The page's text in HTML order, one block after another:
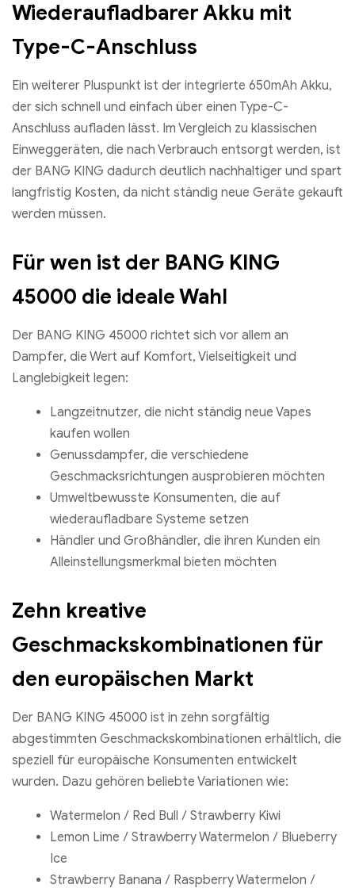
Wiederaufladbarer Akku mit
Type-C-Anschluss
Ein weiterer Pluspunkt ist der integrierte 650mAh Akku,
der sich schnell und einfach über einen Type-C-
Anschluss aufladen lässt. Im Vergleich zu klassischen
Einweggeräten, die nach Verbrauch entsorgt werden, ist
der BANG KING dadurch deutlich nachhaltiger und spart
langfristig Kosten, da nicht ständig neue Geräte gekauft
werden müssen.
Für wen ist der BANG KING
45000 die ideale Wahl
Der BANG KING 45000 richtet sich vor allem an
Dampfer, die Wert auf Komfort, Vielseitigkeit und
Langlebigkeit legen:
Langzeitnutzer, die nicht ständig neue Vapes
kaufen wollen
Genussdampfer, die verschiedene
Geschmacksrichtungen ausprobieren möchten
Umweltbewusste Konsumenten, die auf
wiederaufladbare Systeme setzen
Händler und Großhändler, die ihren Kunden ein
Alleinstellungsmerkmal bieten möchten
Zehn kreative
Geschmackskombinationen für
den europäischen Markt
Der BANG KING 45000 ist in zehn sorgfältig
abgestimmten Geschmackskombinationen erhältlich, die
speziell für europäische Konsumenten entwickelt
wurden. Dazu gehören beliebte Variationen wie:
Watermelon / Red Bull / Strawberry Kiwi
Lemon Lime / Strawberry Watermelon / Blueberry
Ice
Strawberry Banana / Raspberry Watermelon /